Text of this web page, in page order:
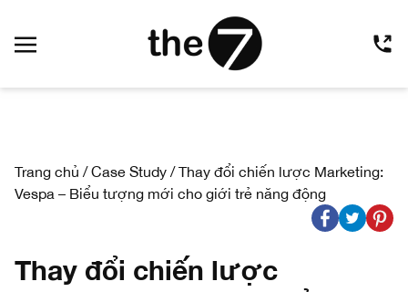
Trang chủ /Case Study /Thay đổi chiến lược Marketing:
Vespa – Biểu tượng mới cho giới trẻ năng động
Thay đổi chiến lược